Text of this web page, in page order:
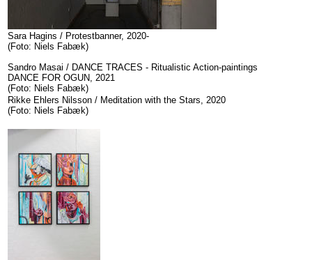
Sara Hagins / Protestbanner, 2020-
(Foto: Niels Fabæk)
Sandro Masai / DANCE TRACES - Ritualistic Action-paintings
DANCE FOR OGUN, 2021
(Foto: Niels Fabæk)
Rikke Ehlers Nilsson / Meditation with the Stars, 2020
(Foto: Niels Fabæk)